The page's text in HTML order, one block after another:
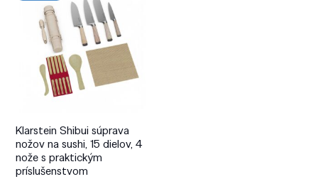
Klarstein Shibui súprava
nožov na sushi, 15 dielov, 4
nože s praktickým
príslušenstvom